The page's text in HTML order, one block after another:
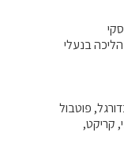
בנעלי
פוטבול
קריקט,